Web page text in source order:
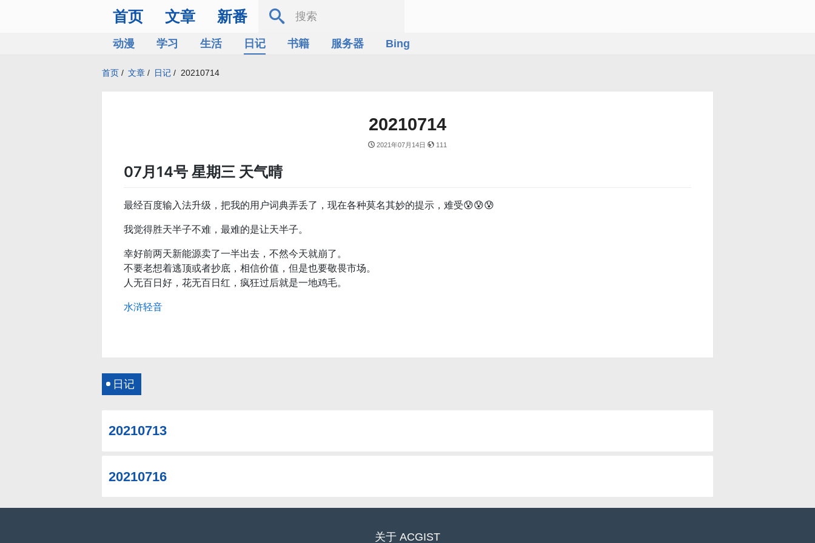
首页 文章 新番
动漫 学习 生活 日记 书籍 服务器 Bing
首页 / 文章 / 日记 / 20210714
20210714
2021年07月14日 111
07月14号 星期三 天气晴
最经百度输入法升级，把我的用户词典弄丢了，现在各种莫名其妙的提示，难受😰😰😰
我觉得胜天半子不难，最难的是让天半子。
幸好前两天新能源卖了一半出去，不然今天就崩了。
不要老想着逃顶或者抄底，相信价值，但是也要敬畏市场。
人无百日好，花无百日红，疯狂过后就是一地鸡毛。
水浒轻音
日记
20210713
20210716
关于 ACGIST